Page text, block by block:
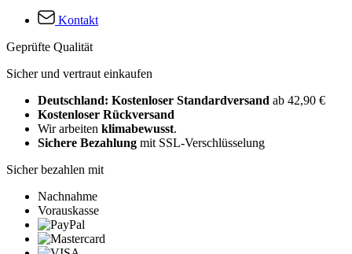
Kontakt
Geprüfte Qualität
Sicher und vertraut einkaufen
Deutschland: Kostenloser Standardversand ab 42,90 €
Kostenloser Rückversand
Wir arbeiten klimabewusst.
Sichere Bezahlung mit SSL-Verschlüsselung
Sicher bezahlen mit
Nachnahme
Vorauskasse